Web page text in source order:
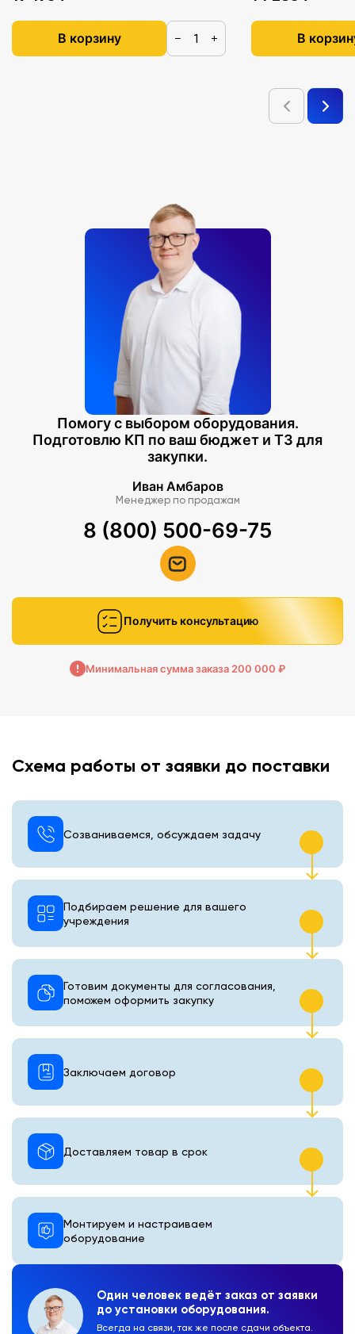
В корзину − + В
Помогу с выбором оборудования.
Подготовлю КП по ваш бюджет и ТЗ для
закупки.
Иван Амбаров
Менеджер по продажам
8 (800) 500-69-75
Получить консультацию
Минимальная сумма заказа 200 000 ₽
Схема работы от заявки до поставки
Один человек ведёт заказ от заявки
до установки оборудования.
Всегда на связи, так же после сдачи объекта.
Созваниваемся, обсуждаем задачу
Подбираем решение для вашего
учреждения
Готовим документы для согласования,
поможем оформить закупку
Монтируем и настраиваем
оборудование
Доставляем товар в срок
Заключаем договор